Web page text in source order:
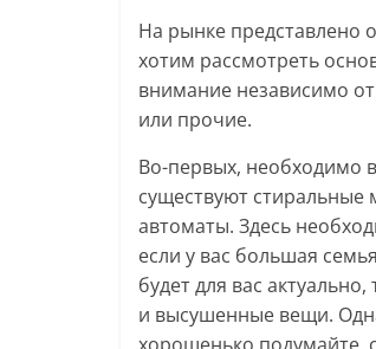
На рынке представлено
хотим рассмотреть
внимание независимо
или прочие.
Во-первых, необходимо
существуют
автоматы. Здесь
если у вас большая
будет для вас
и высушенные вещи.